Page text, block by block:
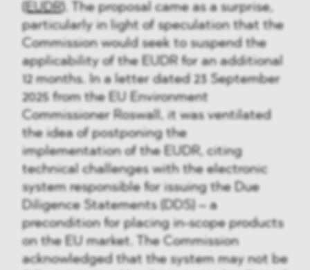
(EUDR)
. The proposal came as a surprise,
particularly in light of speculation that the
Commission would seek to suspend the
applicability of the EUDR for an additional
12 months. In a letter dated 23 September
2025 from the EU Environment
Commissioner Roswall, it was ventilated
the idea of postponing the
implementation of the EUDR, citing
technical challenges with the electronic
system responsible for issuing the Due
Diligence Statements (DDS) – a
precondition for placing in-scope products
on the EU market. The Commission
acknowledged that the system may not be